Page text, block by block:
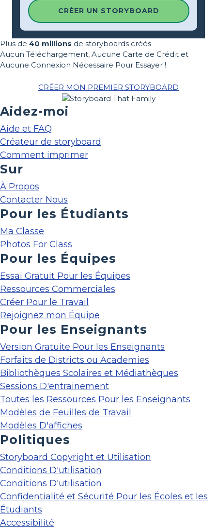
CRÉER UN STORYBOARD
Plus de 40 millions de storyboards créés
Aucun Téléchargement, Aucune Carte de Crédit et
Aucune Connexion Nécessaire Pour Essayer !
CRÉER MON PREMIER STORYBOARD
Aidez-moi
Aide et FAQ
Créateur de storyboard
Comment imprimer
Sur
À Propos
Contacter Nous
Pour les Étudiants
Ma Classe
Photos For Class
Pour les Équipes
Essai Gratuit Pour les Équipes
Ressources Commerciales
Créer Pour le Travail
Rejoignez mon Équipe
Pour les Enseignants
Version Gratuite Pour les Enseignants
Forfaits de Districts ou Academies
Bibliothèques Scolaires et Médiathèques
Sessions D'entrainement
Toutes les Ressources Pour les Enseignants
Modèles de Feuilles de Travail
Modèles D'affiches
Politiques
Storyboard Copyright et Utilisation
Conditions D'utilisation
Conditions D'utilisation
Confidentialité et Sécurité Pour les Écoles et les
Étudiants
Accessibilité